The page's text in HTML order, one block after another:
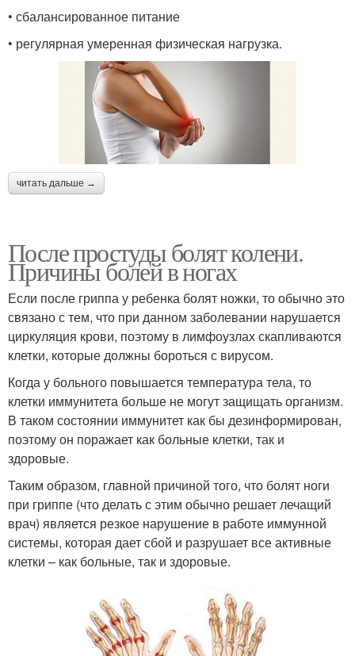
• сбалансированное питание
• регулярная умеренная физическая нагрузка.
читать дальше →
После простуды болят колени.
Причины болей в ногах
Если после гриппа у ребенка болят ножки, то обычно это
связано с тем, что при данном заболевании нарушается
циркуляция крови, поэтому в лимфоузлах скапливаются
клетки, которые должны бороться с вирусом.
Когда у больного повышается температура тела, то
клетки иммунитета больше не могут защищать организм.
В таком состоянии иммунитет как бы дезинформирован,
поэтому он поражает как больные клетки, так и
здоровые.
Таким образом, главной причиной того, что болят ноги
при гриппе (что делать с этим обычно решает лечащий
врач) является резкое нарушение в работе иммунной
системы, которая дает сбой и разрушает все активные
клетки – как больные, так и здоровые.